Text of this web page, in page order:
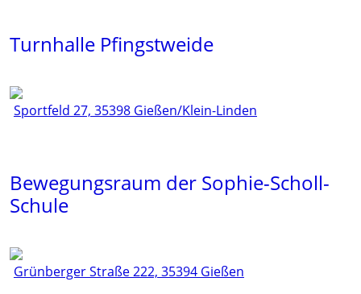
Turnhalle Pfingstweide
Sportfeld 27, 35398 Gießen/Klein-Linden
Bewegungsraum der Sophie-Scholl-
Schule
Grünberger Straße 222, 35394 Gießen